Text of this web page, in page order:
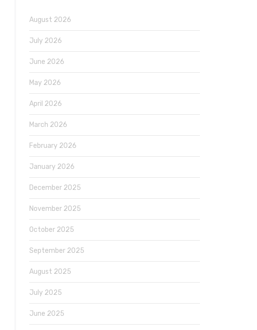
August 2026
July 2026
June 2026
May 2026
April 2026
March 2026
February 2026
January 2026
December 2025
November 2025
October 2025
September 2025
August 2025
July 2025
June 2025